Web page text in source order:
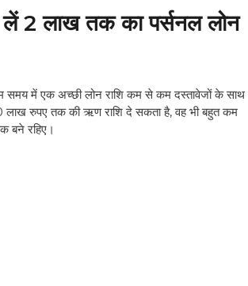
लाख तक का पर्सनल लोन
समय में एक अच्छी लोन राशि कम से कम दस्तावेजों के साथ
रुपए तक की ऋण राशि दे सकता है, वह भी बहुत कम
बने रहिए।